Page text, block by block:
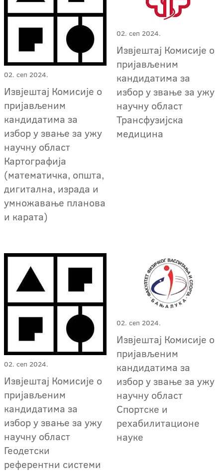
02. сеп 2024.
Извјештај Комисије о
пријављеним
кандидатима за
избор у звање за ужу
научну област
Картографија
(математичка, општа,
дигитална, израда и
умножавање планова
и карата)
02. сеп 2024.
Извјештај Комисије о
пријављеним
кандидатима за
избор у звање за ужу
научну област
Трансфузијска
медицина
02. сеп 2024.
Извјештај Комисије о
пријављеним
кандидатима за
избор у звање за ужу
научну област
Геодетски
референтни системи
02. сеп 2024.
Извјештај Комисије о
пријављеним
кандидатима за
избор у звање за ужу
научну област
Спортске и
рехабилитационе
науке